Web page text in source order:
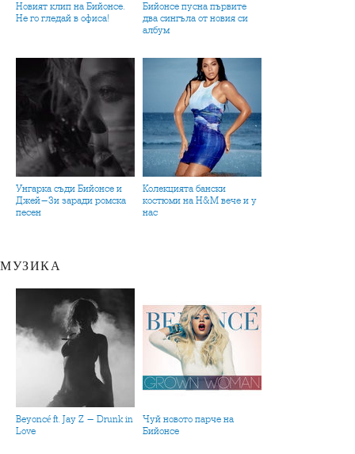
Новият клип на Бийонсе.
Не го гледай в офиса!
Бийонсе пусна първите
два сингъла от новия си
албум
Унгарка съди Бийонсе и
Джей-Зи заради ромска
песен
Колекцията бански
костюми на H&M вече и у
нас
МУЗИКА
Beyoncé ft. Jay Z - Drunk in
Love
Чуй новото парче на
Бийонсе